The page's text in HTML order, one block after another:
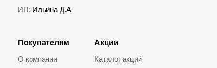
Покупателям
О компании
Акции
Каталог акций
ИП: Ильина Д.А